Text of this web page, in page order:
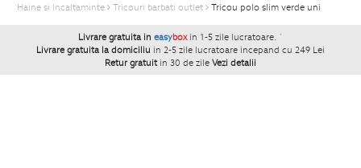
Haine si Incaltaminte Tricouri barbati outlet Tricou polo slim verde uni
Livrare gratuita in easybox in 1-5 zile lucratoare. `
Livrare gratuita la domiciliu in 2-5 zile lucratoare incepand cu 249 Lei
Retur gratuit in 30 de zile Vezi detalii